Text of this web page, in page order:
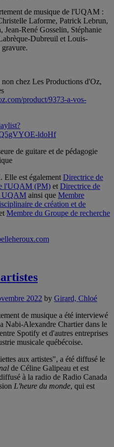
de musique de l'UQAM :
Laforme, Patrick Lebrun,
René Gosselin, Stéphanie
Dubreuil et Louis-
chez Les Productions d'Oz,
product/9373-a-vos-
ldoHf
de guitare et de pédagogie
Elle est égalementDirectrice de
l'UQAM (PM) etDirectrice de
UQAM ainsi que Membre
de création et de
Membre du Groupe de recherche
2022 by Girard, Chloé
de musique a été interviewé
Nabi-Alexandre Chartier dans le
Spotify et d'autres entreprises
musicale québécoise.
aux artistes", a été diffusé le
de Céline Galipeau et est
à la radio de Radio Canada
L'heure du monde, qui est